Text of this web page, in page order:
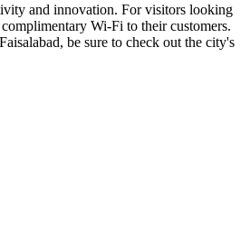
and innovation. For visitors looking
Wi-Fi to their customers.
be sure to check out the city's